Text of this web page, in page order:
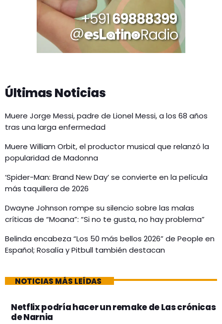
Últimas Noticias
Muere Jorge Messi, padre de Lionel Messi, a los 68 años
tras una larga enfermedad
Muere William Orbit, el productor musical que relanzó la
popularidad de Madonna
‘Spider-Man: Brand New Day’ se convierte en la película
más taquillera de 2026
Dwayne Johnson rompe su silencio sobre las malas
críticas de “Moana”: “Si no te gusta, no hay problema”
Belinda encabeza “Los 50 más bellos 2026” de People en
Español; Rosalía y Pitbull también destacan
NOTICIAS MÁS LEÍDAS
Netflix podría hacer un remake de Las crónicas
de Narnia